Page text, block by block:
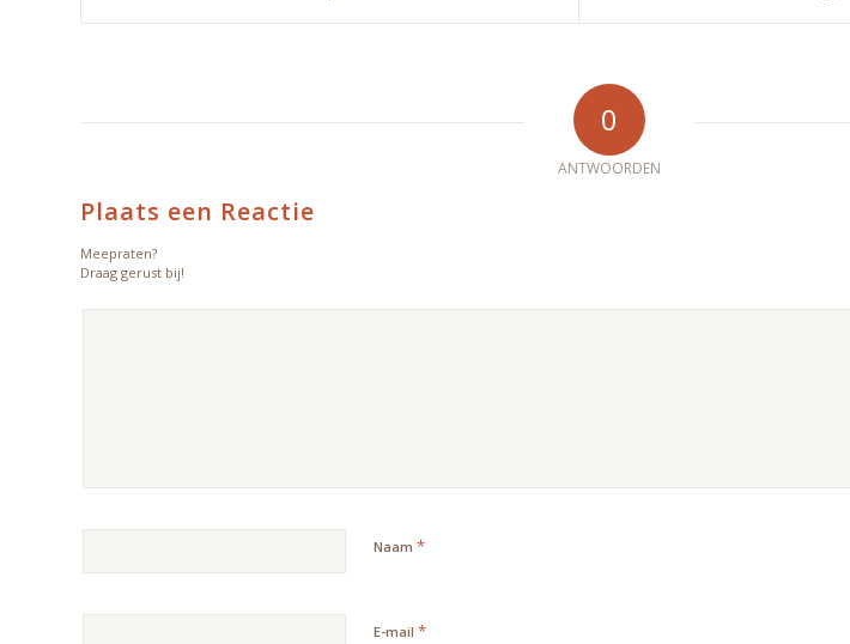
0
ANTWOORDEN
Plaats een Reactie
Meepraten?
Draag gerust bij!
Naam *
E-mail *